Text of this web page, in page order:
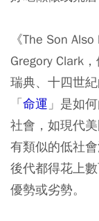
《The Son
Gregory Clark
瑞典、十四世
「命運 」是如
社會，如現代
有類似的低社
後代都得花上
優勢或劣勢。